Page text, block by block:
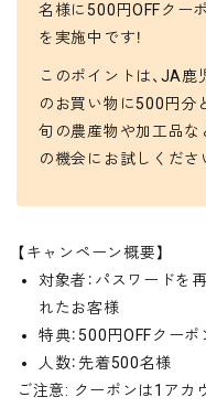
名様に500円OFFクー
を実施中です！
このポイントは、JA
のお買い物に500円分
旬の農産物や加工品な
の機会にお試しくださ
【キャンペーン概要】
対象者：パスワードを
れたお客様
特典：500円OFFクーポ
人数：先着500名様
ご注意: クーポンは1アカ